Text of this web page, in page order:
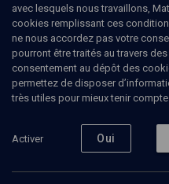
Abonnez-vous à
avec lesquels nous travaillons,
cookies remplissant ces
ne nous accordez pas votre
pourront être traités au travers
consentement au dépôt des
permettez de disposer
très utiles pour mieux tenir
Activer Oui